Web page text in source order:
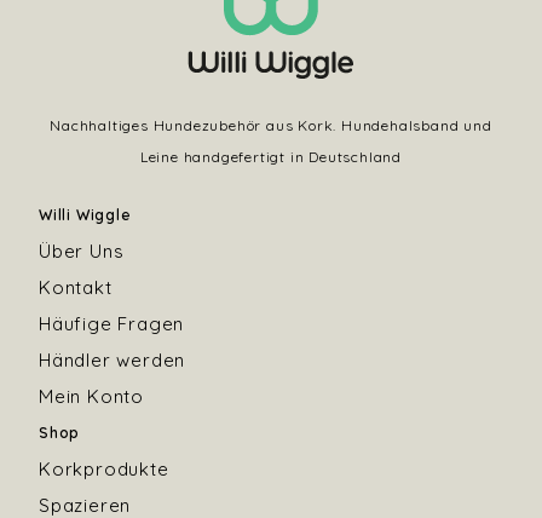
Nachhaltiges Hundezubehör aus Kork. Hundehalsband und
Leine handgefertigt in Deutschland
Willi Wiggle
Über Uns
Kontakt
Häufige Fragen
Händler werden
Mein Konto
Shop
Korkprodukte
Spazieren